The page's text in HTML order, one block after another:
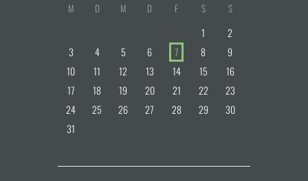
M D M D F S S
1
2
3
4 5 6 7 8
9
10
11 12 13 14 15
16
17
18 19 20 21 22
23
24
25 26 27 28 29
30
31